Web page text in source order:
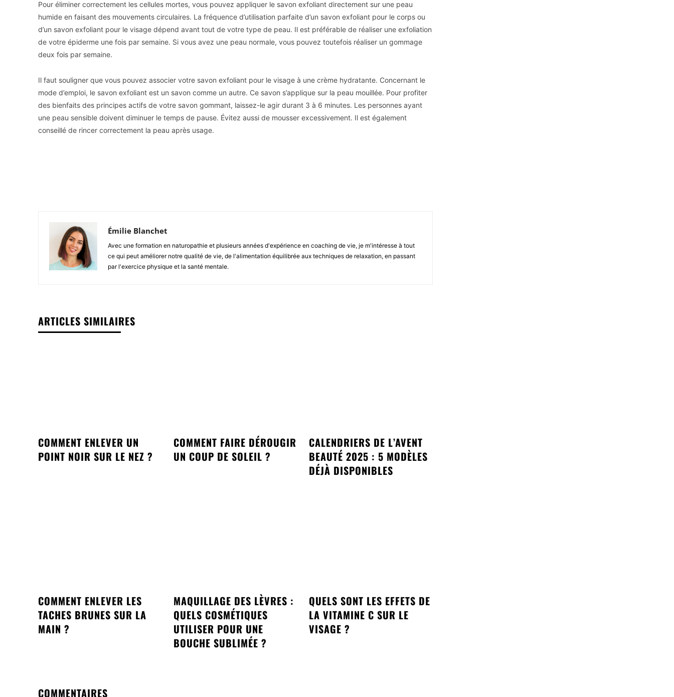
Pour éliminer correctement les cellules mortes, vous pouvez appliquer le savon exfoliant directement sur une peau
humide en faisant des mouvements circulaires. La fréquence d’utilisation parfaite d’un savon exfoliant pour le corps ou
d’un savon exfoliant pour le visage dépend avant tout de votre type de peau. Il est préférable de réaliser une exfoliation
de votre épiderme une fois par semaine. Si vous avez une peau normale, vous pouvez toutefois réaliser un gommage
deux fois par semaine.
Il faut souligner que vous pouvez associer votre savon exfoliant pour le visage à une crème hydratante. Concernant le
mode d’emploi, le savon exfoliant est un savon comme un autre. Ce savon s’applique sur la peau mouillée. Pour profiter
des bienfaits des principes actifs de votre savon gommant, laissez-le agir durant 3 à 6 minutes. Les personnes ayant
une peau sensible doivent diminuer le temps de pause. Évitez aussi de mousser excessivement. Il est également
conseillé de rincer correctement la peau après usage.
Émilie Blanchet
Avec une formation en naturopathie et plusieurs années d'expérience en coaching de vie, je m'intéresse à tout
ce qui peut améliorer notre qualité de vie, de l'alimentation équilibrée aux techniques de relaxation, en passant
par l'exercice physique et la santé mentale.
ARTICLES SIMILAIRES
COMMENT ENLEVER UN
POINT NOIR SUR LE NEZ ?
COMMENT FAIRE DÉROUGIR
UN COUP DE SOLEIL ?
CALENDRIERS DE L’AVENT
BEAUTÉ 2025 : 5 MODÈLES
DÉJÀ DISPONIBLES
COMMENT ENLEVER LES
TACHES BRUNES SUR LA
MAIN ?
MAQUILLAGE DES LÈVRES :
QUELS COSMÉTIQUES
UTILISER POUR UNE
BOUCHE SUBLIMÉE ?
QUELS SONT LES EFFETS DE
LA VITAMINE C SUR LE
VISAGE ?
COMMENTAIRES